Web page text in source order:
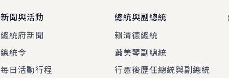
新聞與活動
總統府新聞
總統令
每日活動行程
總統與副總統
賴清德總統
蕭美琴副總統
行憲後歷任總統與副總統